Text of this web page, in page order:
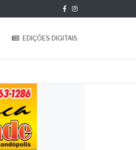
EDIÇÕES DIGITAIS